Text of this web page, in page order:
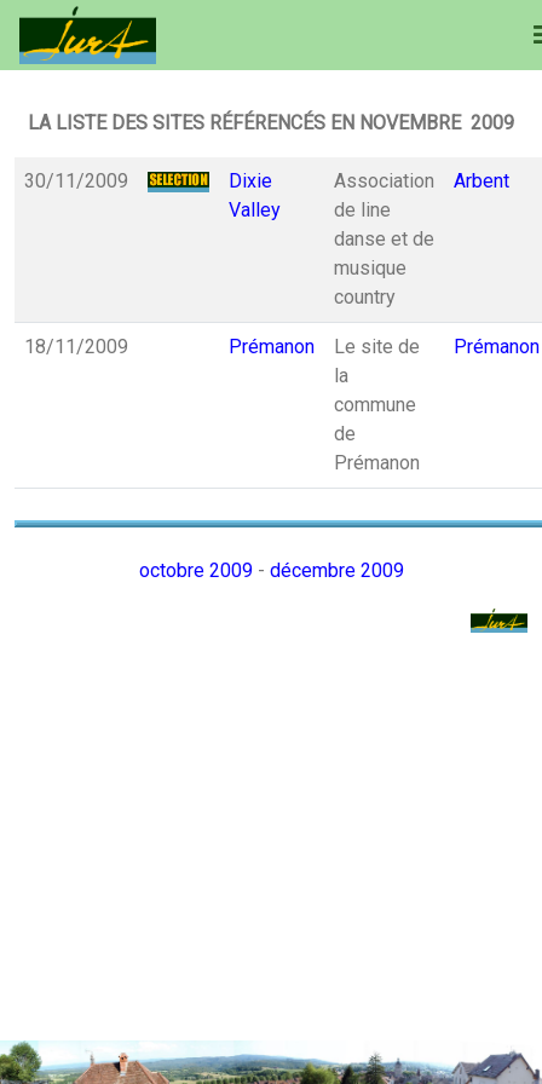
LA LISTE DES SITES RÉFÉRENCÉS EN NOVEMBRE 2009
30/11/2009
Dixie
Valley
Association
de line
danse et de
musique
country
Arbent
18/11/2009 Prémanon
Le site de
la
commune
de
Prémanon
Prémanon
octobre 2009- décembre 2009